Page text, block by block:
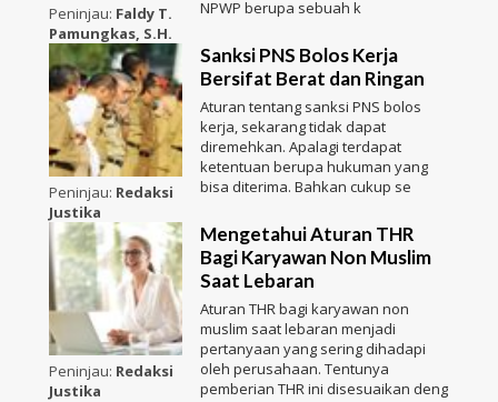
Peninjau: Faldy T.
Pamungkas, S.H.
NPWP berupa sebuah k
Peninjau: Redaksi
Justika
Sanksi PNS Bolos Kerja
Bersifat Berat dan Ringan
Aturan tentang sanksi PNS bolos
kerja, sekarang tidak dapat
diremehkan. Apalagi terdapat
ketentuan berupa hukuman yang
bisa diterima. Bahkan cukup se
Peninjau: Redaksi
Justika
Mengetahui Aturan THR
Bagi Karyawan Non Muslim
Saat Lebaran
Aturan THR bagi karyawan non
muslim saat lebaran menjadi
pertanyaan yang sering dihadapi
oleh perusahaan. Tentunya
pemberian THR ini disesuaikan deng